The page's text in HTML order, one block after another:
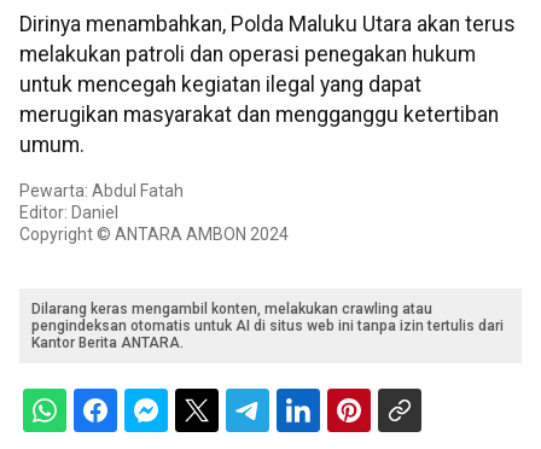
Dirinya menambahkan, Polda Maluku Utara akan terus
melakukan patroli dan operasi penegakan hukum
untuk mencegah kegiatan ilegal yang dapat
merugikan masyarakat dan mengganggu ketertiban
umum.
Pewarta: Abdul Fatah
Editor: Daniel
Copyright © ANTARA AMBON 2024
Dilarang keras mengambil konten, melakukan crawling atau
pengindeksan otomatis untuk AI di situs web ini tanpa izin tertulis dari
Kantor Berita ANTARA.